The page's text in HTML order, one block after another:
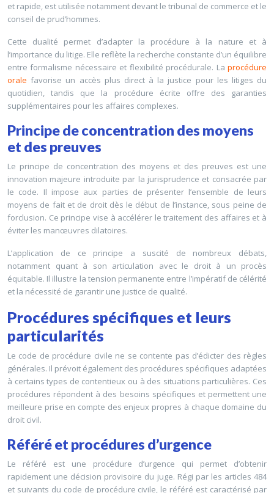
et rapide, est utilisée notamment devant le tribunal de commerce et le
conseil de prud’hommes.
Cette dualité permet d’adapter la procédure à la nature et à
l’importance du litige. Elle reflète la recherche constante d’un équilibre
entre formalisme nécessaire et flexibilité procédurale. La procédure
oralefavorise un accès plus direct à la justice pour les litiges du
quotidien, tandis que la procédure écrite offre des garanties
supplémentaires pour les affaires complexes.
Principe de concentration des moyens
et des preuves
Le principe de concentration des moyens et des preuves est une
innovation majeure introduite par la jurisprudence et consacrée par
le code. Il impose aux parties de présenter l’ensemble de leurs
moyens de fait et de droit dès le début de l’instance, sous peine de
forclusion. Ce principe vise à accélérer le traitement des affaires et à
éviter les manœuvres dilatoires.
L’application de ce principe a suscité de nombreux débats,
notamment quant à son articulation avec le droit à un procès
équitable. Il illustre la tension permanente entre l’impératif de célérité
et la nécessité de garantir une justice de qualité.
Procédures spécifiques et leurs
particularités
Le code de procédure civile ne se contente pas d’édicter des règles
générales. Il prévoit également des procédures spécifiques adaptées
à certains types de contentieux ou à des situations particulières. Ces
procédures répondent à des besoins spécifiques et permettent une
meilleure prise en compte des enjeux propres à chaque domaine du
droit civil.
Référé et procédures d’urgence
Le référé est une procédure d’urgence qui permet d’obtenir
rapidement une décision provisoire du juge. Régi par les articles 484
et suivants du code de procédure civile, le référé est caractérisé par